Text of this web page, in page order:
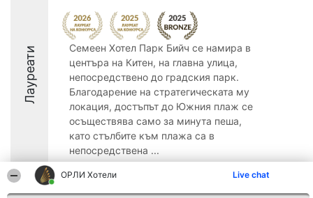
ОРЛИ Хотели Live chat
Лауреати
Семеен Хотел Парк Бийч се намира в
центъра на Китен, на главна улица,
непосредствено до градския парк.
Благодарение на стратегическата му
локация, достъпът до Южния плаж се
осъществява само за минута пеша,
като стълбите към плажа са в
непосредствена ...
8.6